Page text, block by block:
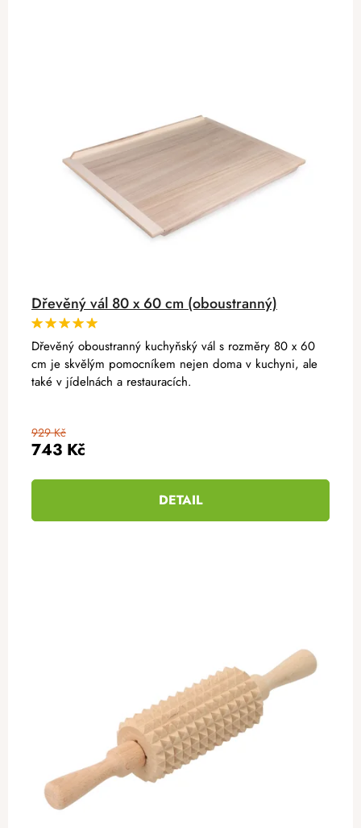
Dřevěný vál 80 x 60 cm (oboustranný)
743 Kč
929 Kč
DETAIL
Dřevěný oboustranný kuchyňský vál s rozměry 80 x 60
cm je skvělým pomocníkem nejen doma v kuchyni, ale
také v jídelnách a restauracích.